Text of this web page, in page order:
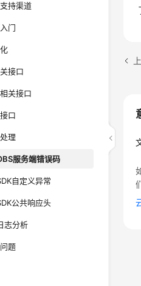
持渠道
门
接口
关接口
口
理
服务端错误码
自定义异常
公共响应头
志分析
题